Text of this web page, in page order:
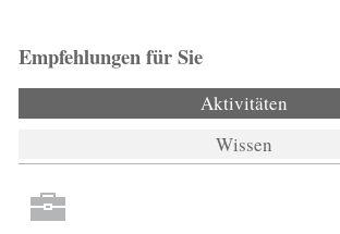
Empfehlungen für Sie
Aktivitäten
Wissen